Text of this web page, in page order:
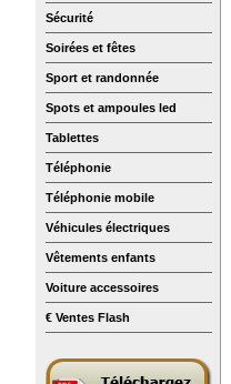
Sécurité
Soirées et fêtes
Sport et randonnée
Spots et ampoules led
Tablettes
Téléphonie
Téléphonie mobile
Véhicules électriques
Vêtements enfants
Voiture accessoires
€ Ventes Flash